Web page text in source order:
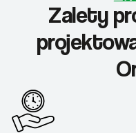
Zalety